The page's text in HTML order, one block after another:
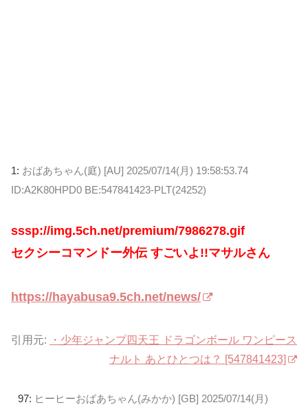
1: おばあちゃん(庭) [AU] 2025/07/14(月) 19:58:53.74
ID:A2K80HPD0 BE:547841423-PLT(24252)
sssp://img.5ch.net/premium/7986278.gif
セクシーコマンドー外伝 すごいよ!!マサルさん
https://hayabusa9.5ch.net/news/
引用元:
・少年ジャンプ四天王 ドラゴンボール ワンピース
ナルト あとひとつは？ [547841423]
97: ヒーヒーおばあちゃん(みかか) [GB] 2025/07/14(月)